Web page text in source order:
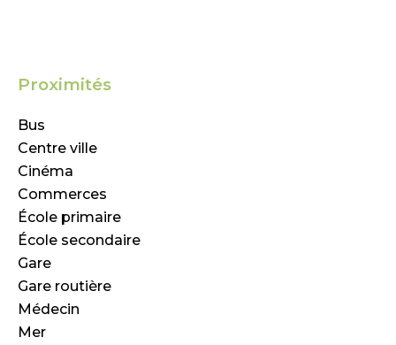
Proximités
Bus
Centre ville
Cinéma
Commerces
École primaire
École secondaire
Gare
Gare routière
Médecin
Mer